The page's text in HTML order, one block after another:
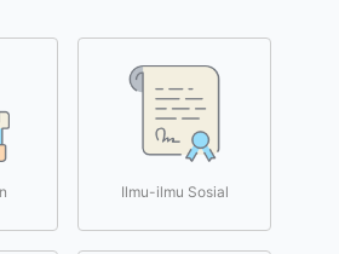
Ilmu-ilmu Sosial